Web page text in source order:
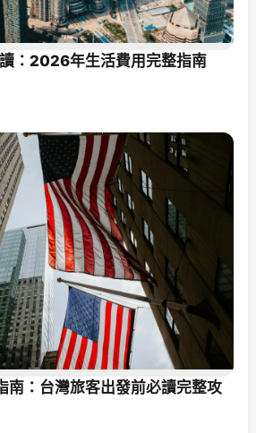
：2026年生活費用完整指南
：台灣旅客出發前必讀完整攻